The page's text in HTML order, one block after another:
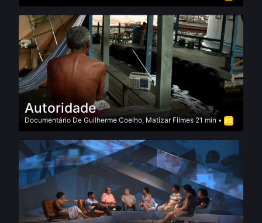
Autoridade
Documentário De Guilherme Coelho, Matizar Filmes 21 min •